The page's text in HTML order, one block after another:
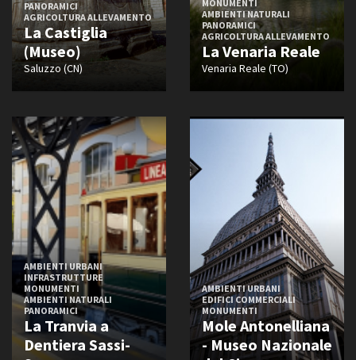
PANORAMICI
AGRICOLTURA ALLEVAMENTO
La Castiglia
(Museo)
Saluzzo (CN)
MONUMENTI
AMBIENTI NATURALI
PANORAMICI
AGRICOLTURA ALLEVAMENTO
La Venaria Reale
Venaria Reale (TO)
AMBIENTI URBANI
INFRASTRUTTURE
MONUMENTI
AMBIENTI NATURALI
PANORAMICI
La Tranvia a
Dentiera Sassi-
AMBIENTI URBANI
EDIFICI COMMERCIALI
MONUMENTI
Mole Antonelliana
- Museo Nazionale